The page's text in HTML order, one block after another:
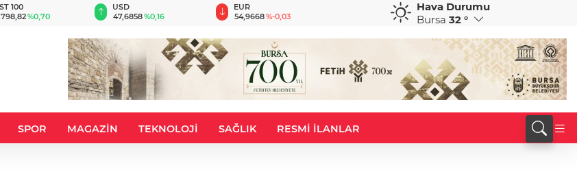
47,6858
54,9668
64,1876
CHF
58,6686%0,20
Hava Durumu
Bursa 32 °
SPOR MAGAZİN TEKNOLOJİ SAĞLIK RESMİ İLANLAR